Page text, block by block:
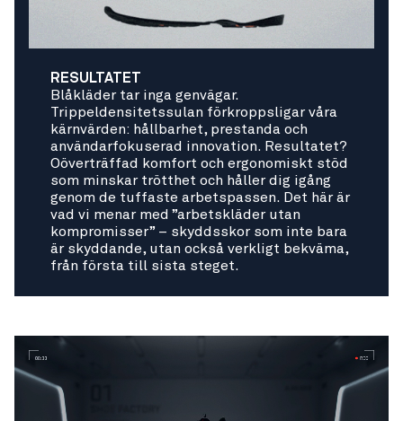
RESULTATET
Blåkläder tar inga genvägar.
Trippeldensitetssulan förkroppsligar våra
kärnvärden: hållbarhet, prestanda och
användarfokuserad innovation. Resultatet?
Oöverträffad komfort och ergonomiskt stöd
som minskar trötthet och håller dig igång
genom de tuffaste arbetspassen. Det här är
vad vi menar med ”arbetskläder utan
kompromisser” – skyddsskor som inte bara
är skyddande, utan också verkligt bekväma,
från första till sista steget.